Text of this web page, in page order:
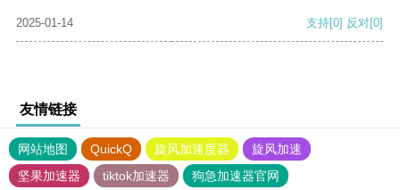
2025-01-14 支持[0] 反对[0]
友情链接
网站地图 QuickQ 旋风加速度器
旋风加速
坚果加速器
tiktok加速器
狗急加速器官网